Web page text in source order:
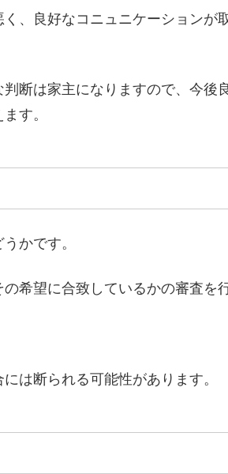
、良好なコニュニケーションが
断は家主になりますので、今後
す。
かです。
希望に合致しているかの審査を
は断られる可能性があります。